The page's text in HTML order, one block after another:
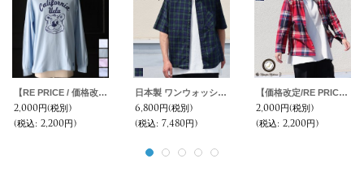
【RE PRICE / 価格改定】UCLA"California BERA" 6oz米綿丸胴L/S Tee/ Audience
2,000円(税別)
(税込: 2,200円)
日本製 ワンウォッシュ ボタンダウン 半袖 テーパードシャツ【MADE IN JAPAN】『日本製』/ Upscape Audience
6,800円(税別)
(税込: 7,480円)
【価格改定/RE PRICE】マドラス大判チェックスタンドスモールカラー シャツジャケット【MADE IN JAPAN】『日本製』/ Upscape Audience
2,000円(税別)
(税込: 2,200円)